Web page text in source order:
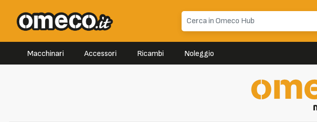
Macchinari Accessori Ricambi Noleggio